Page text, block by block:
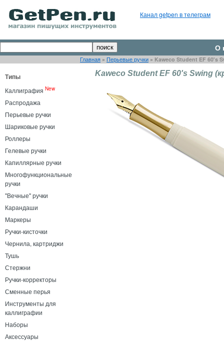
Канал getpen в телеграм
О
Главная » Перьевые ручки » Kaweco Student EF 60's
Типы
Каллиграфия New
Распродажа
Перьевые ручки
Шариковые ручки
Роллеры
Гелевые ручки
Капиллярные ручки
Многофункциональные
ручки
"Вечные" ручки
Карандаши
Маркеры
Ручки-кисточки
Чернила, картриджи
Тушь
Стержни
Ручки-корректоры
Сменные перья
Инструменты для
каллиграфии
Наборы
Аксессуары
Kaweco Student EF 60's Swing